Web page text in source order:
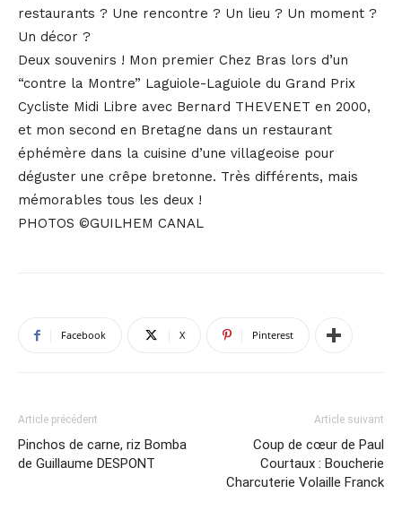
restaurants ? Une rencontre ? Un lieu ? Un moment ?
Un décor ?
Deux souvenirs ! Mon premier Chez Bras lors d’un
“contre la Montre” Laguiole-Laguiole du Grand Prix
Cycliste Midi Libre avec Bernard THEVENET en 2000,
et mon second en Bretagne dans un restaurant
éphémère dans la cuisine d’une villageoise pour
déguster une crêpe bretonne. Très différents, mais
mémorables tous les deux !
PHOTOS ©GUILHEM CANAL
Facebook X Pinterest
Article précédent
Pinchos de carne, riz Bomba
de Guillaume DESPONT
Article suivant
Coup de cœur de Paul
Courtaux : Boucherie
Charcuterie Volaille Franck